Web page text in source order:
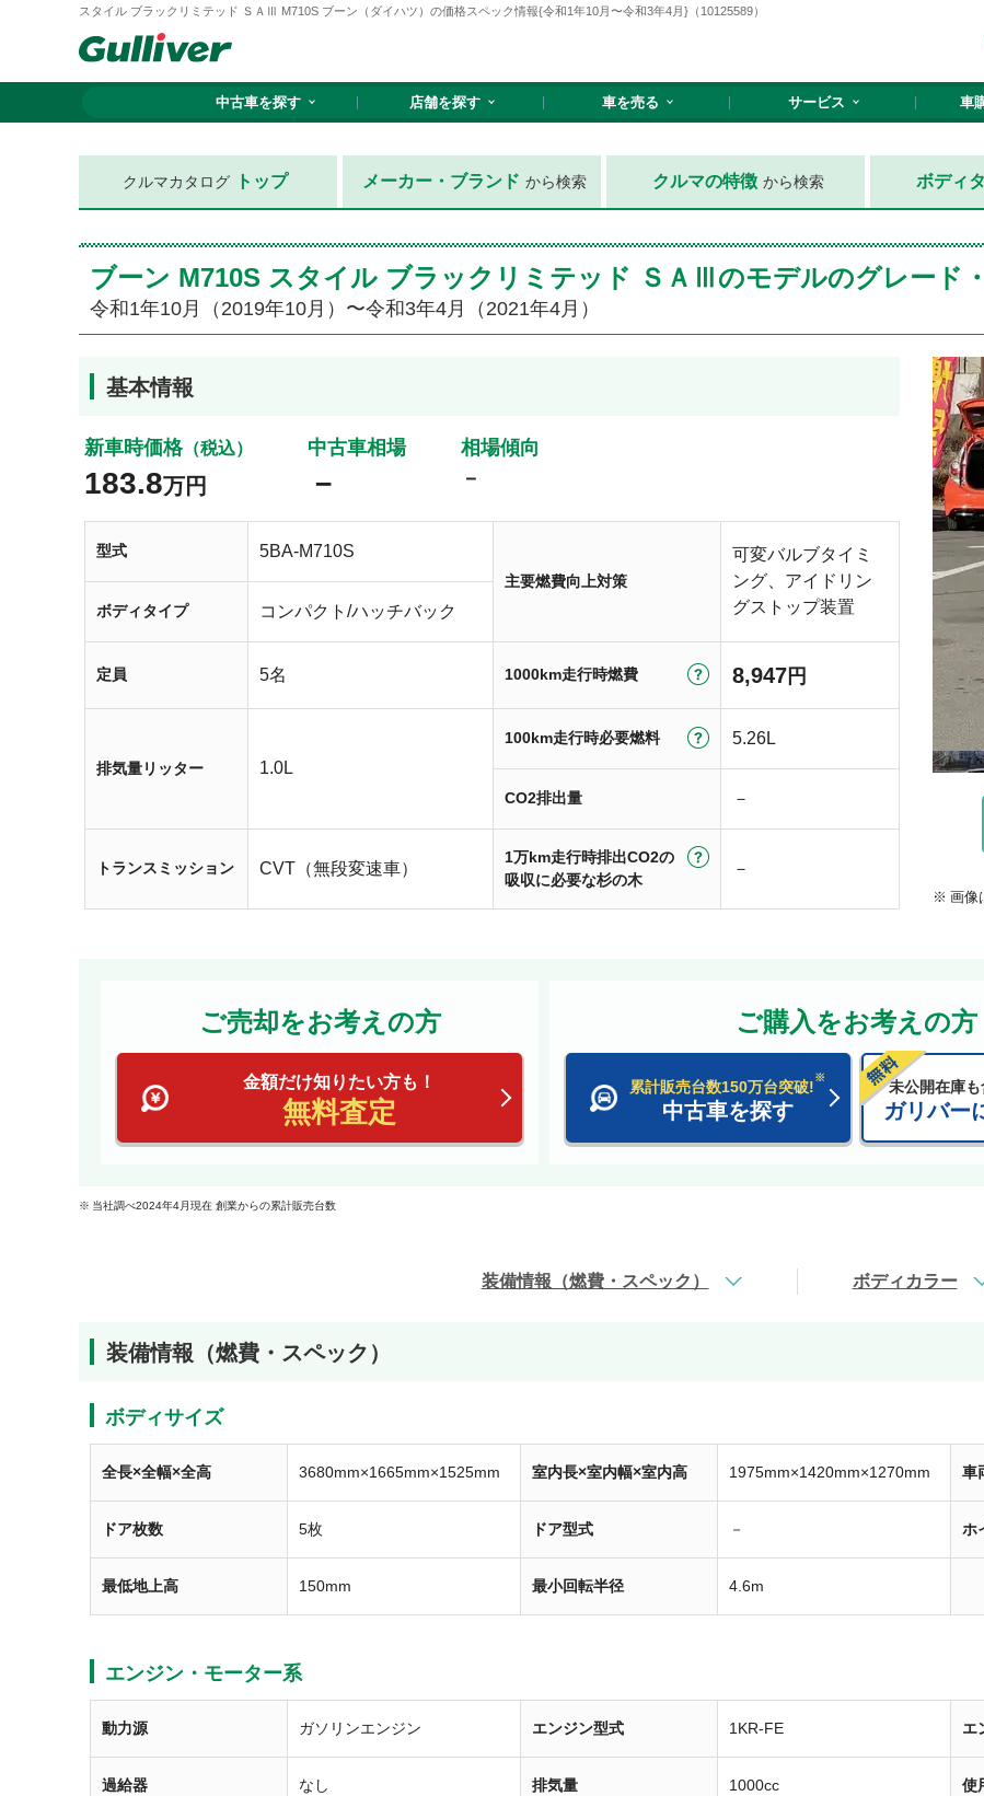
スタイル ブラックリミテッド ＳＡⅢ M710S ブーン（ダイハツ）の価格スペック情報{令和1年10月〜令和3年4月}（10125589）
中古車を探す 店舗を探す 車を売る サービス 車
クルマカタログ トップ メーカー・ブランド から検索 クルマの特徴 から検索 ボディ
ブーン M710S スタイル ブラックリミテッド ＳＡⅢのモデルのグレード
令和1年10月（2019年10月）〜令和3年4月（2021年4月）
基本情報
新車時価格（税込）
183.8万円
中古車相場
－
相場傾向
－
型式 5BA-M710S
主要燃費向上対策
可変バルブタイミ
ング、アイドリン
グストップ装置
ボディタイプ コンパクト/ハッチバック
定員 5名 1000km走行時燃費 8,947 円
排気量リッター 1.0L
100km走行時必要燃料 5.26L
CO2排出量 －
トランスミッション CVT（無段変速車）
1万km走行時排出CO2の
吸収に必要な杉の木
－
画像
ご売却をお考えの方
金額だけ知りたい方も！
無料査定
ご購入をお考えの方
累計販売台数150万台突破!
※
中古車を探す
未公開在庫も
ガリバー
当社調べ2024年4月現在 創業からの累計販売台数
装備情報（燃費・スペック） ボディカラー
装備情報（燃費・スペック）
ボディサイズ
全長×全幅×全高 3680mm×1665mm×1525mm 室内長×室内幅×室内高 1975mm×1420mm×1270mm 車
ドア枚数 5枚 ドア型式 － ホ
最低地上高 150mm 最小回転半径 4.6m
エンジン・モーター系
動力源 ガソリンエンジン エンジン型式 1KR-FE エ
過給器 なし 排気量 1000cc 使